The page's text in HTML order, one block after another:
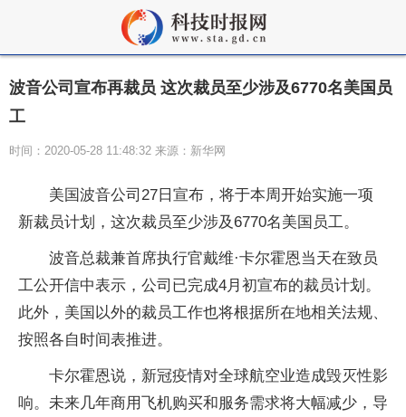
波音公司宣布再裁员 这次裁员至少涉及6770名美国员
工
时间：2020-05-28 11:48:32 来源：新华网
美国波音公司27日宣布，将于本周开始实施一项
新裁员计划，这次裁员至少涉及6770名美国员工。
波音总裁兼首席执行官戴维·卡尔霍恩当天在致员
工公开信中表示，公司已完成4月初宣布的裁员计划。
此外，美国以外的裁员工作也将根据所在地相关法规、
按照各自时间表推进。
卡尔霍恩说，新冠疫情对全球航空业造成毁灭性影
响。未来几年商用飞机购买和服务需求将大幅减少，导